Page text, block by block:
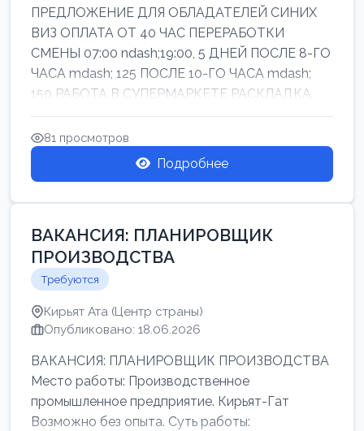
ПРЕДЛОЖЕНИЕ ДЛЯ ОБЛАДАТЕЛЕЙ СИНИХ
ВИЗ ОПЛАТА ОТ 40 ЧАС ПЕРЕРАБОТКИ
СМЕНЫ 07:00 ndash;19:00, 5 ДНЕЙ ПОСЛЕ 8-ГО
ЧАСА mdash; 125 ПОСЛЕ 10-ГО ЧАСА mdash;
150 РАБОТА В СУПЕРМАРКЕТЕ РАСКЛАДКА
ТОВАРОВ НЕ ТЯЖ...
81 просмотров
Подробнее
ВАКАНСИЯ: ПЛАНИРОВЩИК
ПРОИЗВОДСТВА
Требуются
Кирьят Ата (Центр страны)
Опубликовано: 18.06.2026
ВАКАНСИЯ: ПЛАНИРОВЩИК ПРОИЗВОДСТВА
Место работы: Производственное
промышленное предприятие. Кирьят-Гат
Возможно без опыта. Суть работы: